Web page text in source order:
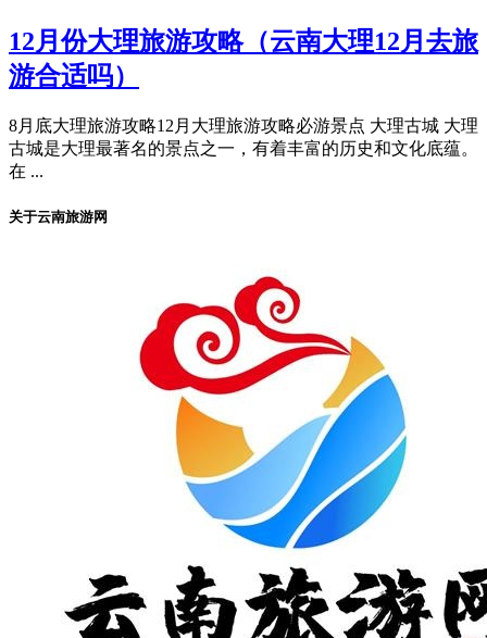
12月份大理旅游攻略（云南大理12月去旅
游合适吗）
8月底大理旅游攻略12月大理旅游攻略必游景点 大理古城 大理
古城是大理最著名的景点之一，有着丰富的历史和文化底蕴。
在 ...
关于云南旅游网